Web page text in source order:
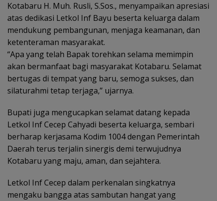
Kotabaru H. Muh. Rusli, S.Sos., menyampaikan apresiasi
atas dedikasi Letkol Inf Bayu beserta keluarga dalam
mendukung pembangunan, menjaga keamanan, dan
ketenteraman masyarakat.
“Apa yang telah Bapak torehkan selama memimpin
akan bermanfaat bagi masyarakat Kotabaru. Selamat
bertugas di tempat yang baru, semoga sukses, dan
silaturahmi tetap terjaga,” ujarnya.
Bupati juga mengucapkan selamat datang kepada
Letkol Inf Cecep Cahyadi beserta keluarga, sembari
berharap kerjasama Kodim 1004 dengan Pemerintah
Daerah terus terjalin sinergis demi terwujudnya
Kotabaru yang maju, aman, dan sejahtera.
Letkol Inf Cecep dalam perkenalan singkatnya
mengaku bangga atas sambutan hangat yang